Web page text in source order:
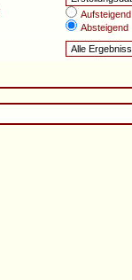
Aufsteigend
Absteigend